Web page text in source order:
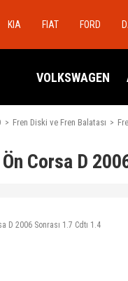
KIA FIAT FORD
VOLKSWAGEN
Fren Diski ve Fren Balatası
Corsa D